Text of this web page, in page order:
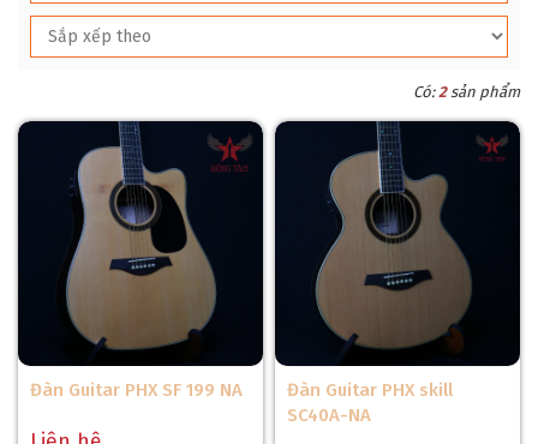
Có:2sản phẩm
Đàn Guitar PHX SF 199 NA
Đàn Guitar PHX skill
SC40A-NA